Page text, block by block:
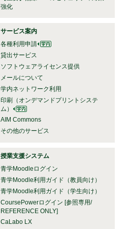
強化
サービス案内
各種利用申請
貸出サービス
ソフトウェアライセンス提供
メールについて
学内ネットワーク利用
印刷（オンデマンドプリントシステ
ム）
AIM Commons
その他のサービス
授業支援システム
青学Moodleログイン
青学Moodle利用ガイド（教員向け）
青学Moodle利用ガイド（学生向け）
CoursePowerログイン [参照専用/
REFERENCE ONLY]
CaLabo LX